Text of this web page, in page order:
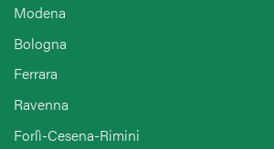
Modena
Bologna
Ferrara
Ravenna
Forlì-Cesena-Rimini